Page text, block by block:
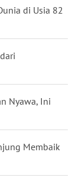
di Usia 82
Nyawa, Ini
Membaik